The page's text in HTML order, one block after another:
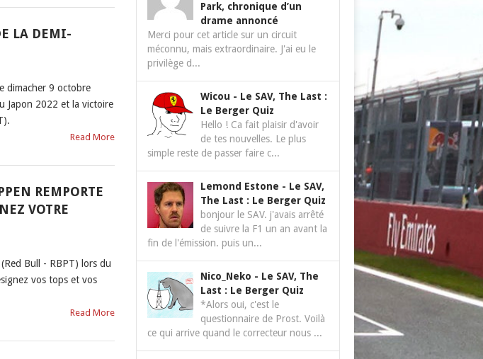
LA DEMI-
dimacher 9 octobre
Japon 2022 et la victoire
Read More
REMPORTE
VOTRE
Bull - RBPT) lors du
vos tops et vos
Read More
Park, chronique d’un
drame annoncé
Merci pour cet article sur un circuit
méconnu, mais extraordinaire. J'ai eu le
privilège d...
Wicou - Le SAV, The Last :
Le Berger Quiz
Hello ! Ca fait plaisir d'avoir
de tes nouvelles. Le plus
simple reste de passer faire c...
Lemond Estone - Le SAV,
The Last : Le Berger Quiz
bonjour le SAV. j'avais arrêté
de suivre la F1 un an avant la
fin de l'émission. puis un...
Nico_Neko - Le SAV, The
Last : Le Berger Quiz
*Alors oui, c'est le
questionnaire de Prost. Voilà
ce qui arrive quand le correcteur nous ...